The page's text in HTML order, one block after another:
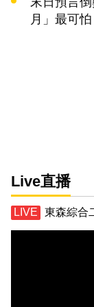
月」最可怕
Live直播
東森綜合